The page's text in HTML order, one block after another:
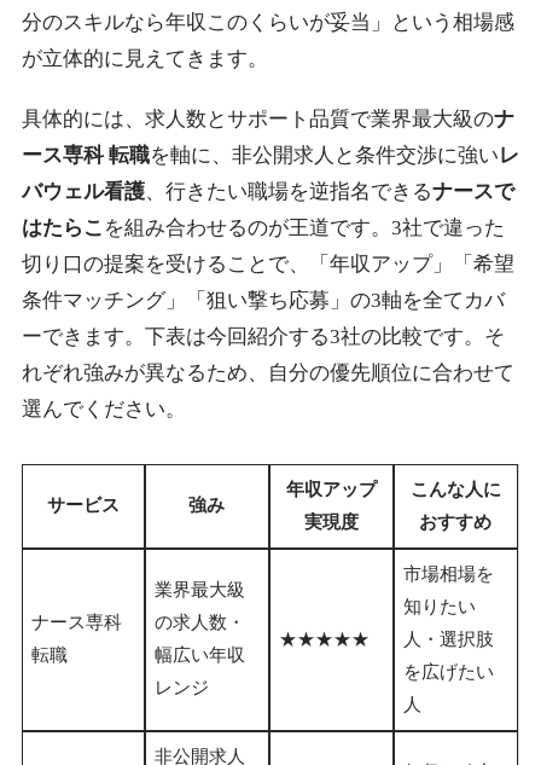
分のスキルなら年収このくらいが妥当」という相場感
が立体的に見えてきます。
具体的には、求人数とサポート品質で業界最大級のナ
ース専科 転職を軸に、非公開求人と条件交渉に強いレ
バウェル看護、行きたい職場を逆指名できるナースで
はたらこ を組み合わせるのが王道です。3社で違った
切り口の提案を受けることで、「年収アップ」「希望
条件マッチング」「狙い撃ち応募」の3軸を全てカバ
ーできます。下表は今回紹介する3社の比較です。そ
れぞれ強みが異なるため、自分の優先順位に合わせて
選んでください。
サービス 強み
年収アップ
実現度
こんな人に
おすすめ
ナース専科
転職
業界最大級
の求人数・
幅広い年収
レンジ
★★★★★
市場相場を
知りたい
人・選択肢
を広げたい
人
非公開求人